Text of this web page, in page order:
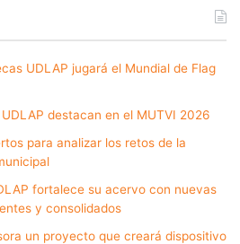
UDLAP jugará el Mundial de Flag
destacan en el MUTVI 2026
para analizar los retos de la
fortalece su acervo con nuevas
y consolidados
un proyecto que creará dispositivo